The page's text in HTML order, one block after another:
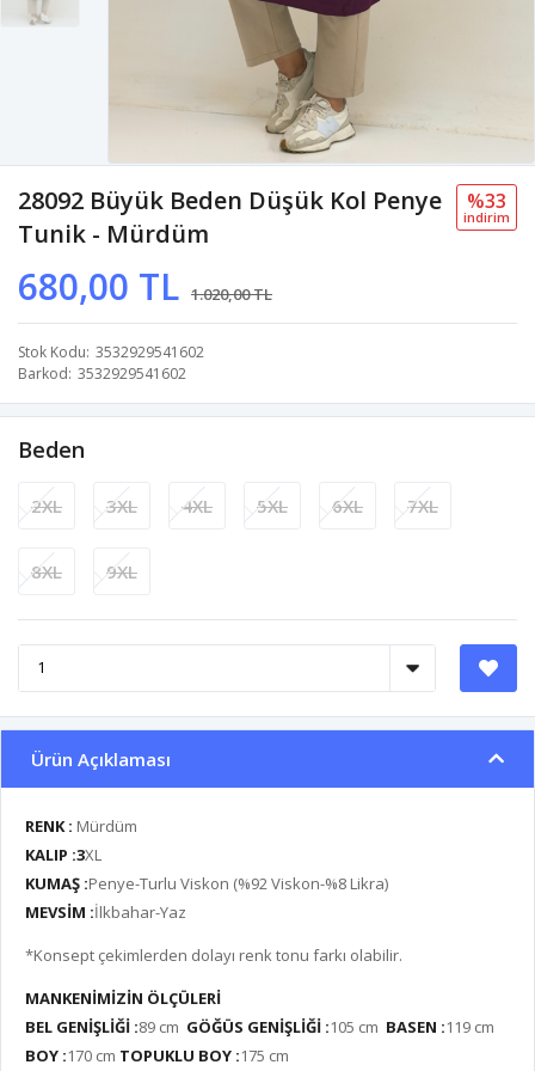
28092 Büyük Beden Düşük Kol Penye
Tunik - Mürdüm
680,00 TL 1.020,00 TL
%33
i̇ndi̇ri̇m
Stok Kodu 3532929541602
Barkod 3532929541602
Beden
2XL 3XL 4XL 5XL 6XL 7XL
8XL 9XL
Ürün Açıklaması
RENK : Mürdüm
KALIP :3XL
KUMAŞ :Penye-Turlu Viskon (%92 Viskon-%8 Likra)
MEVSİM :İlkbahar-Yaz
*Konsept çekimlerden dolayı renk tonu farkı olabilir.
MANKENİMİZİN ÖLÇÜLERİ
BEL GENİŞLİĞİ :89 cm GÖĞÜS GENİŞLİĞİ :105 cm BASEN :119 cm
BOY :170 cm TOPUKLU BOY :175 cm